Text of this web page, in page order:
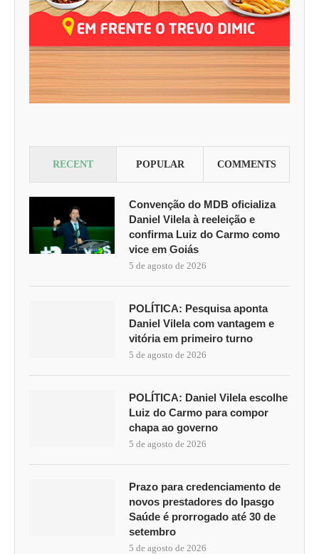
RECENT POPULAR COMMENTS
Convenção do MDB oficializa
Daniel Vilela à reeleição e
confirma Luiz do Carmo como
vice em Goiás
5 de agosto de 2026
POLÍTICA: Pesquisa aponta
Daniel Vilela com vantagem e
vitória em primeiro turno
5 de agosto de 2026
POLÍTICA: Daniel Vilela escolhe
Luiz do Carmo para compor
chapa ao governo
5 de agosto de 2026
Prazo para credenciamento de
novos prestadores do Ipasgo
Saúde é prorrogado até 30 de
setembro
5 de agosto de 2026